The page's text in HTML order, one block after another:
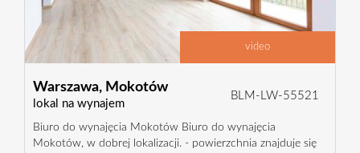
video
Warszawa, Mokotów
lokal na wynajem
BLM-LW-55521
Biuro do wynajęcia Mokotów Biuro do wynajęcia
Mokotów, w dobrej lokalizacji. - powierzchnia znajduje się